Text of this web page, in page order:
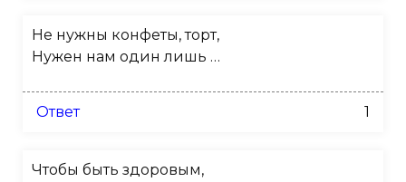
Не нужны конфеты, торт,
Нужен нам один лишь …
Ответ 1
Чтобы быть здоровым,